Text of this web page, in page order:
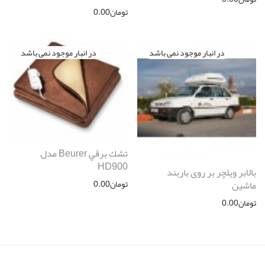
تومان0.00
بالابر ویلچر بر روی باربند
ماشین
تومان0.00
تشك برقي Beurer مدل
HD900
تومان0.00